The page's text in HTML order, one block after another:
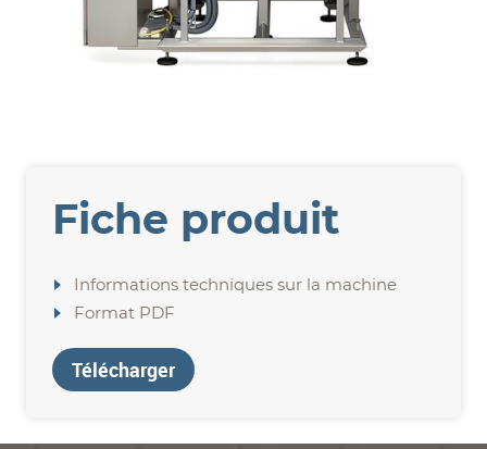
Fiche produit
Informations techniques sur la machine
Format PDF
Télécharger